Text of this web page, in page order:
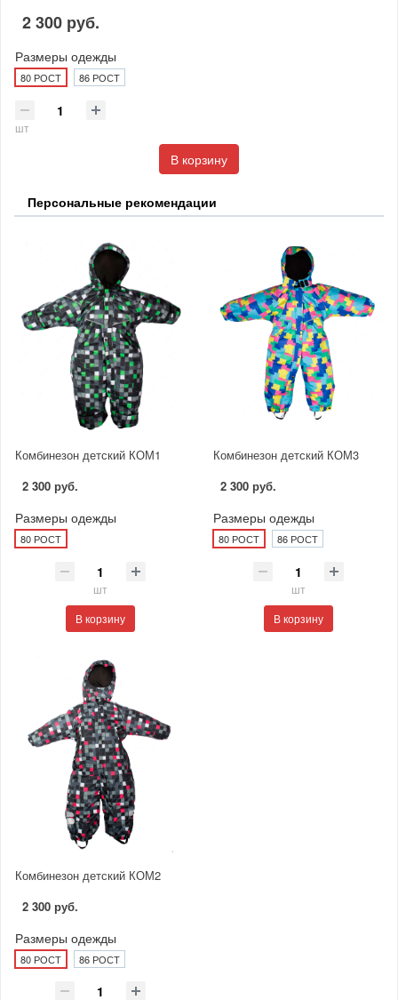
2 300 руб.
Размеры одежды
80 РОСТ 86 РОСТ
шт
В корзину
Персональные рекомендации
Комбинезон детский КОМ1
2 300 руб.
Размеры одежды
80 РОСТ
шт
В корзину
Комбинезон детский КОМ3
2 300 руб.
Размеры одежды
80 РОСТ 86 РОСТ
шт
В корзину
Комбинезон детский КОМ2
2 300 руб.
Размеры одежды
80 РОСТ 86 РОСТ